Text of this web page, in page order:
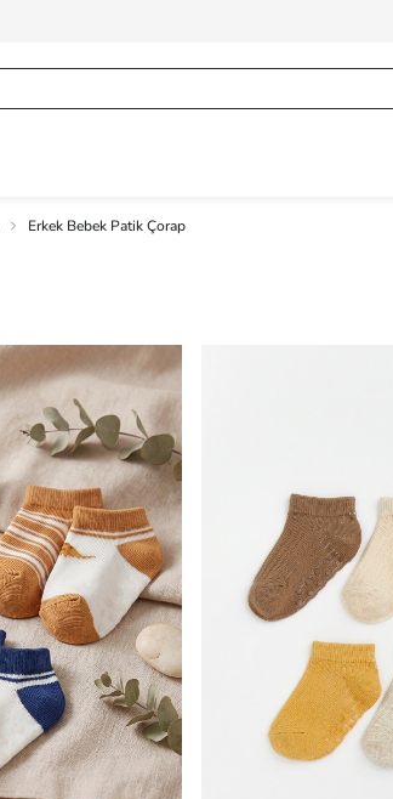
Erkek Bebek Patik Çorap